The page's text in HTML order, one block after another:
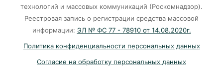
07-08-2026
Убийцу участника СВО в Балтийске посадили
технологий и массовых коммуникаций (Роскомнадзор).
Реестровая запись о регистрации средства массовой
информации: ЭЛ № ФС 77 - 78910 от 14.08.2020г.
Политика конфиденциальности персональных данных
Согласие на обработку персональных данных